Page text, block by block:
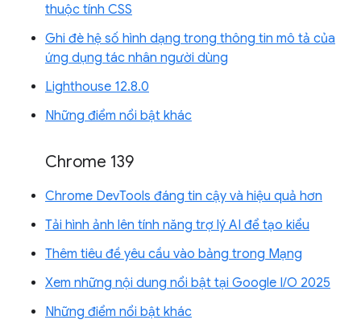
thuộc tính CSS
Ghi đè hệ số hình dạng trong thông tin mô tả của
ứng dụng tác nhân người dùng
Lighthouse 12.8.0
Những điểm nổi bật khác
Chrome 139
Chrome DevTools đáng tin cậy và hiệu quả hơn
Tải hình ảnh lên tính năng trợ lý AI để tạo kiểu
Thêm tiêu đề yêu cầu vào bảng trong Mạng
Xem những nội dung nổi bật tại Google I/O 2025
Những điểm nổi bật khác